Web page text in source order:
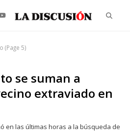
(Page 5)
se suman a
extraviado en
en las últimas horas a la búsqueda de